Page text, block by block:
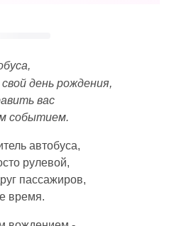
день рождения,
вас
событием.
автобуса,
рулевой,
пассажиров,
время.